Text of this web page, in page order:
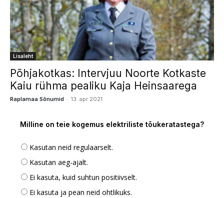
Lisaleht
Põhjakotkas: Intervjuu Noorte Kotkaste
Kaiu rühma pealiku Kaja Heinsaarega
Raplamaa Sõnumid - 13. apr 2021
Milline on teie kogemus elektriliste tõukeratastega?
Kasutan neid regulaarselt.
Kasutan aeg-ajalt.
Ei kasuta, kuid suhtun positiivselt.
Ei kasuta ja pean neid ohtlikuks.